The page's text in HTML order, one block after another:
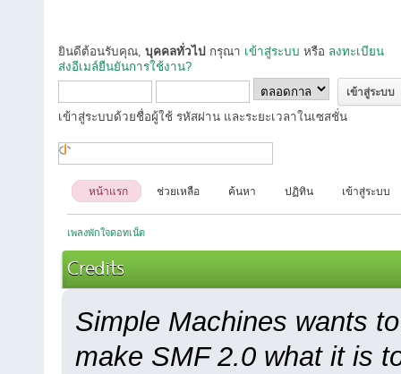
ยินดีต้อนรับคุณ, บุคคลทั่วไป กรุณา เข้าสู่ระบบ หรือ ลงทะเบียน
ส่งอีเมล์ยืนยันการใช้งาน?
เข้าสู่ระบบด้วยชื่อผู้ใช้ รหัสผ่าน และระยะเวลาในเซสชั่น
หน้าแรก ช่วยเหลือ ค้นหา ปฏิทิน เข้าสู่ระบบ
เพลงพักใจดอทเน็ต
Credits
Simple Machines wants
make SMF 2.0 what it is